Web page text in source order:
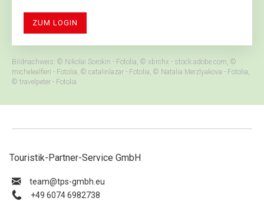
ZUM LOGIN
Bildnachweis: © Nikolai Sorokin - Fotolia, © xbrchx - stock.adobe.com, ©
michelealfieri - Fotolia, © catalinlazar - Fotolia, © Natalia Merzlyakova - Fotolia,
© travelpeter - Fotolia
Touristik-Partner-Service GmbH
ue.hbmg-spt@maet
+49 6074 6982738